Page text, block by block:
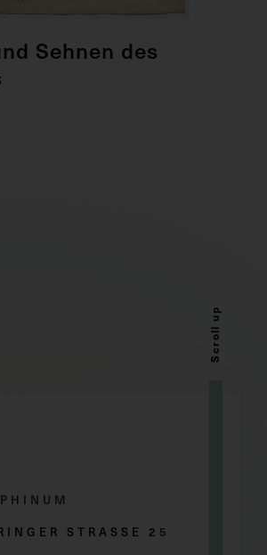
Sehnen des
Scroll up
STRASSE 2 5